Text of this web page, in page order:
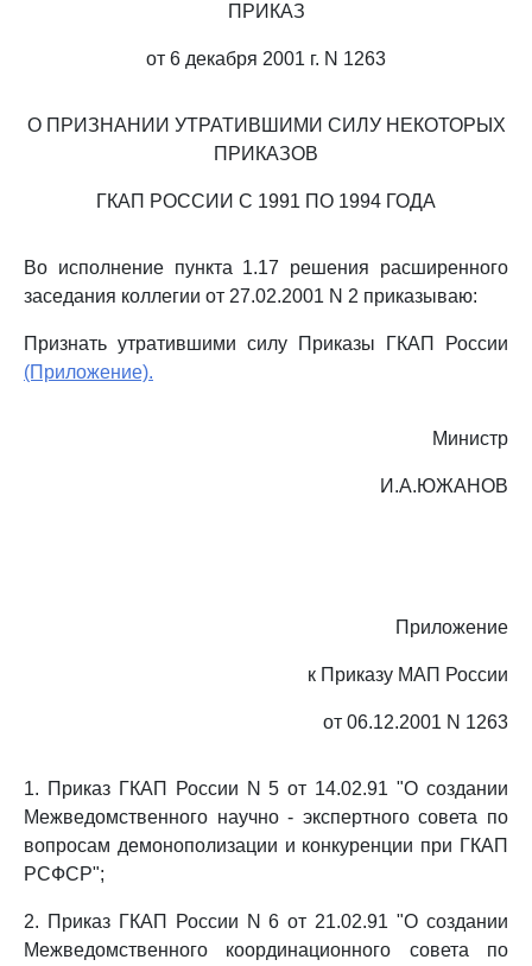
ПРИКАЗ
от 6 декабря 2001 г. N 1263
О ПРИЗНАНИИ УТРАТИВШИМИ СИЛУ НЕКОТОРЫХ
ПРИКАЗОВ
ГКАП РОССИИ С 1991 ПО 1994 ГОДА
Во исполнение пункта 1.17 решения расширенного
заседания коллегии от 27.02.2001 N 2 приказываю:
Признать утратившими силу Приказы ГКАП России
(Приложение).
Министр
И.А.ЮЖАНОВ
Приложение
к Приказу МАП России
от 06.12.2001 N 1263
1. Приказ ГКАП России N 5 от 14.02.91 "О создании
Межведомственного научно - экспертного совета по
вопросам демонополизации и конкуренции при ГКАП
РСФСР";
2. Приказ ГКАП России N 6 от 21.02.91 "О создании
Межведомственного координационного совета по